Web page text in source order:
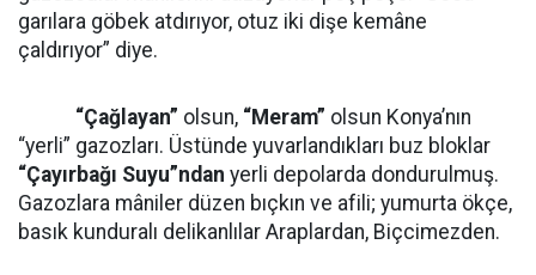
garılara göbek atdırıyor, otuz iki dişe kemâne
çaldırıyor” diye.
“Çağlayan” olsun, “Meram” olsun Konya’nın
“yerli” gazozları. Üstünde yuvarlandıkları buz bloklar
“Çayırbağı Suyu”ndan yerli depolarda dondurulmuş.
Gazozlara mâniler düzen bıçkın ve afili; yumurta ökçe,
basık kunduralı delikanlılar Araplardan, Biçcimezden.